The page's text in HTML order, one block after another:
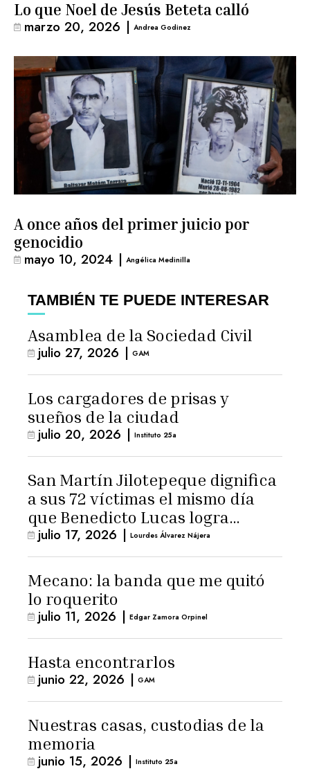
Lo que Noel de Jesús Beteta calló
marzo 20, 2026 | Andrea Godinez
A once años del primer juicio por
genocidio
mayo 10, 2024 | Angélica Medinilla
TAMBIÉN TE PUEDE INTERESAR
Asamblea de la Sociedad Civil
julio 27, 2026 | GAM
Los cargadores de prisas y
sueños de la ciudad
julio 20, 2026 | Instituto 25a
San Martín Jilotepeque dignifica
a sus 72 víctimas el mismo día
que Benedicto Lucas logra
arresto domiciliario
julio 17, 2026 | Lourdes Álvarez Nájera
Mecano: la banda que me quitó
lo roquerito
julio 11, 2026 | Edgar Zamora Orpinel
Hasta encontrarlos
junio 22, 2026 | GAM
Nuestras casas, custodias de la
memoria
junio 15, 2026 | Instituto 25a